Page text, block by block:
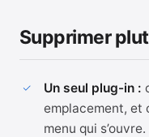
Supprimer
Un seul plug-in :
emplacement, et
menu qui s’ouvre.